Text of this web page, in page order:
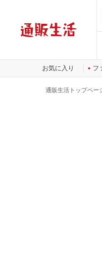
お気に入り フ
通販生活トップペー